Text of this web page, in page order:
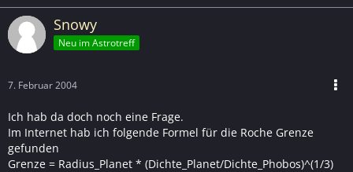
Snowy
Neu im Astrotreff
7. Februar 2004
Ich hab da doch noch eine Frage.
Im Internet hab ich folgende Formel für die Roche Grenze
gefunden
Grenze = Radius_Planet * (Dichte_Planet/Dichte_Phobos)^(1/3)